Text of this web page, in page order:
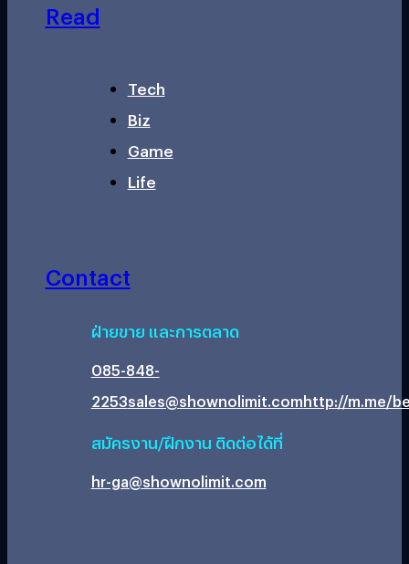
Read
Tech
Biz
Game
Life
Contact
ฝ่ายขาย และการตลาด
085-848-
2253sales@shownolimit.comhttp://m.me/
สมัครงาน/ฝึกงาน ติดต่อได้ที่
hr-ga@shownolimit.com